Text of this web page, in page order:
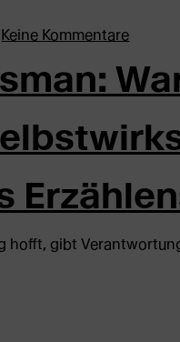
hofft, gibt
Keine Kommentare